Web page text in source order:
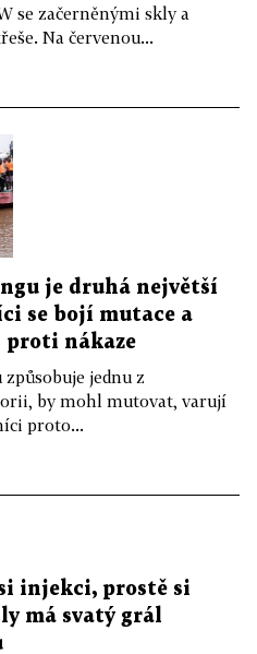
se začerněnými skly a
Na červenou...
je druhá největší
se bojí mutace a
proti nákaze
jednu z
by mohl mutovat, varují
proto...
injekci, prostě si
má svatý grál